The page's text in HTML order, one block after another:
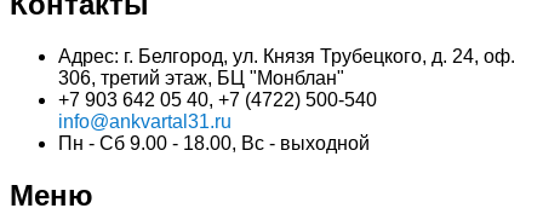
Адрес: г. Белгород, ул. Князя Трубецкого, д. 24, оф.
306, третий этаж, БЦ "Монблан"
+7 903 642 05 40, +7 (4722) 500-540
info@ankvartal31.ru
Пн - Сб 9.00 - 18.00, Вс - выходной
Меню